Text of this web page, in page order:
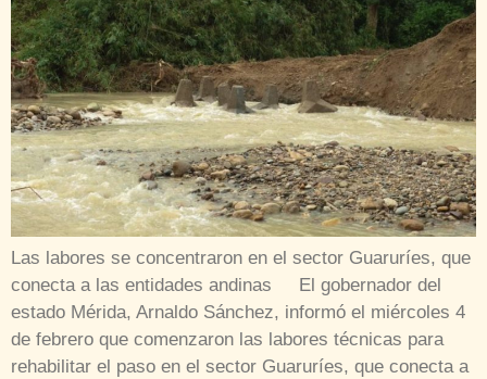
Las labores se concentraron en el sector Guaruríes, que
conecta a las entidades andinas El gobernador del
estado Mérida, Arnaldo Sánchez, informó el miércoles 4
de febrero que comenzaron las labores técnicas para
rehabilitar el paso en el sector Guaruríes, que conecta a